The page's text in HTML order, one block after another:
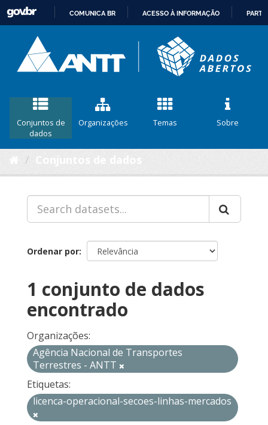
CONTEÚDO
COMUNICA BR ACESSO À INFORMAÇÃO
Conjuntos de
dados
Organizações Temas Sobre
Ordenar por
1 conjunto de dados
encontrado
Organizações:
Agência Nacional de Transportes
Terrestres - ANTT
Etiquetas:
licenca-operacional-secoes-linhas-mercados